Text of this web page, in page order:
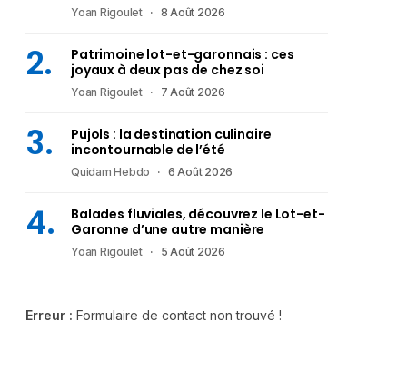
Yoan Rigoulet 8 Août 2026
Patrimoine lot-et-garonnais : ces
joyaux à deux pas de chez soi
Yoan Rigoulet 7 Août 2026
Pujols : la destination culinaire
incontournable de l’été
Quidam Hebdo 6 Août 2026
Balades fluviales, découvrez le Lot-et-
Garonne d’une autre manière
Yoan Rigoulet 5 Août 2026
Erreur : Formulaire de contact non trouvé !